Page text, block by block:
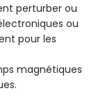
perturber ou
ou
pour les
magnétiques